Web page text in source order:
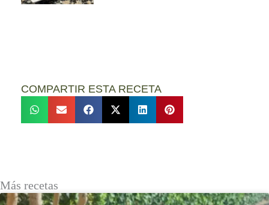
COMPARTIR ESTA RECETA
Más recetas